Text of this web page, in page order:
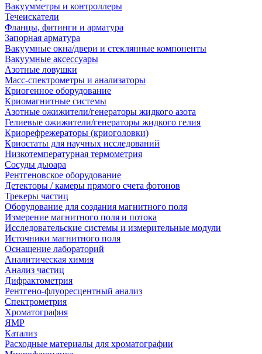
Вакуумметры и контроллеры
Течеискатели
Фланцы, фитинги и арматура
Запорная арматура
Вакуумные окна/двери и стеклянные компоненты
Вакуумные аксессуары
Азотные ловушки
Масс-спектрометры и анализаторы
Криогенное оборудование
Криомагнитные системы
Азотные ожижители/генераторы жидкого азота
Гелиевые ожижители/генераторы жидкого гелия
Криорефрежераторы (криоголовки)
Криостаты для научных исследований
Низкотемпературная термометрия
Сосуды дьюара
Рентгеновское оборудование
Детекторы / камеры прямого счета фотонов
Трекеры частиц
Оборудование для создания магнитного поля
Измерение магнитного поля и потока
Исследовательские системы и измерительные модули
Источники магнитного поля
Оснащение лабораторий
Аналитическая химия
Анализ частиц
Дифрактометрия
Рентгено-флуоресцентный анализ
Спектрометрия
Хроматография
ЯМР
Катализ
Расходные материалы для хроматографии